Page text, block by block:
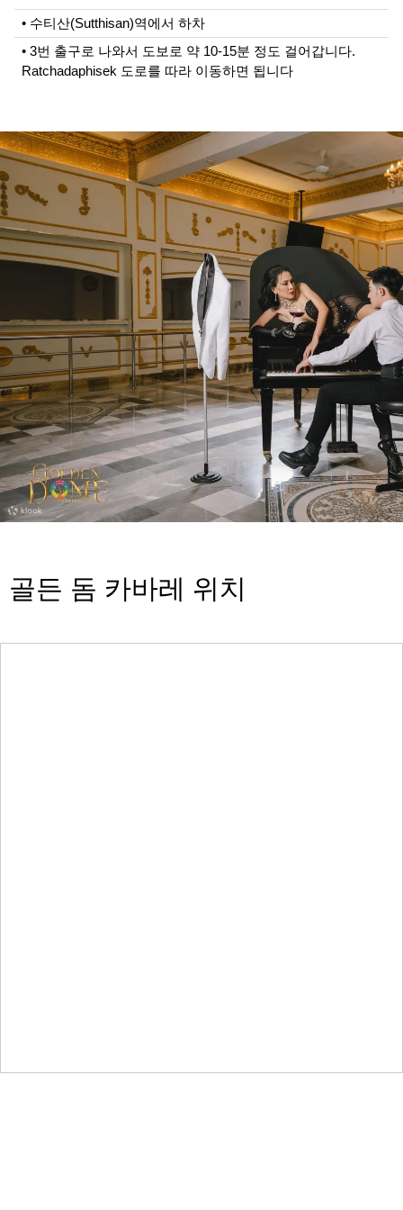
• 수티산(Sutthisan)역에서 하차
• 3번 출구로 나와서 도보로 약 10-15분 정도 걸어갑니다.
Ratchadaphisek 도로를 따라 이동하면 됩니다
골든 돔 카바레 위치